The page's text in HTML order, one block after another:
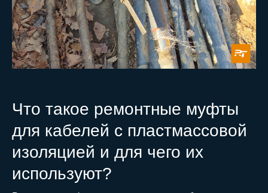
Что такое ремонтные муфты
для кабелей с пластмассовой
изоляцией и для чего их
используют?